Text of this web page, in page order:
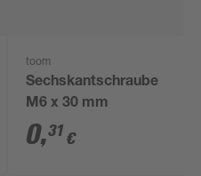
toom
Sechskantschraube
M6 x 30 mm
0,31 €